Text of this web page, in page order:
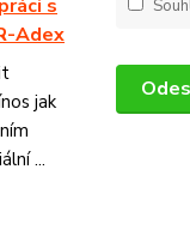
s
Adex
jak
...